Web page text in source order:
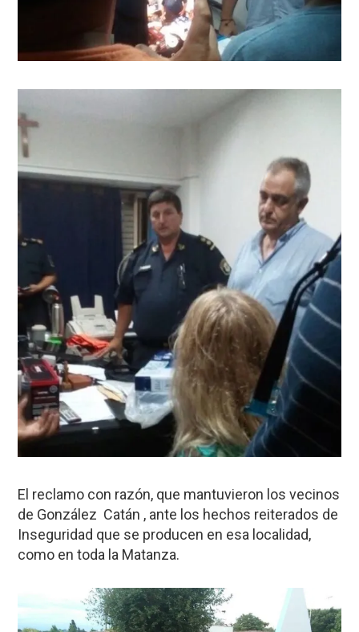
El reclamo con razón, que mantuvieron los vecinos
de González Catán , ante los hechos reiterados de
Inseguridad que se producen en esa localidad,
como en toda la Matanza.